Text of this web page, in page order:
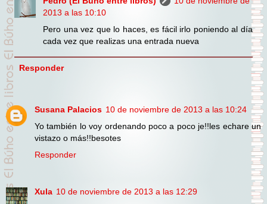
2013 a las 10:10
Pero una vez que lo haces, es fácil irlo poniendo al día
cada vez que realizas una entrada nueva
Responder
Susana Palacios 10 de noviembre de 2013 a las 10:24
Yo también lo voy ordenando poco a poco je!!les echare un
vistazo o más!!besotes
Responder
Xula 10 de noviembre de 2013 a las 12:29